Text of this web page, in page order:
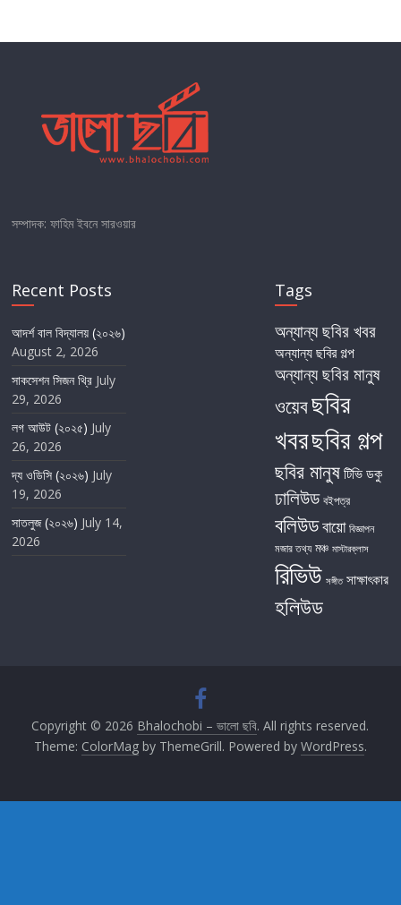
সম্পাদক: ফাহিম ইবনে সারওয়ার
Recent Posts
আদর্শ বাল বিদ্যালয় (২০২৬)
August 2, 2026
সাকসেশন সিজন থ্রি July
29, 2026
লগ আউট (২০২৫) July
26, 2026
দ্য ওডিসি (২০২৬) July
19, 2026
সাতলুজ (২০২৬) July 14,
2026
Tags
অন্যান্য ছবির খবর
অন্যান্য ছবির গল্প
অন্যান্য ছবির মানুষ
ওয়েবছবির
খবরছবির গল্প
ছবির মানুষটিভিডকু
ঢালিউড বইপত্র
বলিউডবায়ো বিজ্ঞাপন
মজার তথ্য মঞ্চ মাস্টারক্লাস
রিভিউ সঙ্গীত সাক্ষাৎকার
হলিউড
Copyright © 2026 Bhalochobi – ভালো ছবি. All rights reserved.
Theme: ColorMagby ThemeGrill. Powered by WordPress.